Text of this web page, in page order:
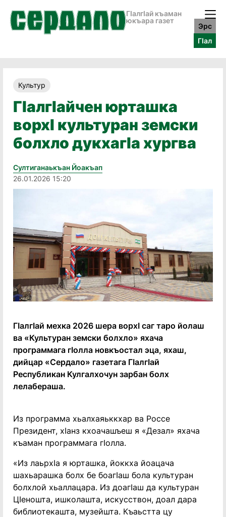
ГӀалгӀай къаман
юкъара газет
Эрс
ГӀал
Культур
ГӏалгӀайчен юрташка
ворхӀ культуран земски
болхло дукхагӀа хургва
Султиганаькъан Йоакъап
26.01.2026 15:20
ГӏалгӀай мехка 2026 шера ворхӀ саг таро йолаш
ва «Культуран земски болхло» яхача
программага гӀолла новкъостал эца, яхаш,
дийцар «Сердало» газетага ГӏалгӀай
Республикан Кулгалхочун зарбан болх
лелабераша.
Из программа хьалхаяьккхар ва Россе
Президент, хӀанз кхоачашъеш я «Дезал» яхача
къаман программага гӀолла.
«Из лаьрхӀа я юрташка, йоккха йоацача
шахьарашка болх бе боагӀаш бола культуран
болхлой хьаллацара. Из доагӀаш да культуран
Цӏеношта, ишколашта, искусствон, доал дара
библиотекашта, музейшта. Къаьстта цу